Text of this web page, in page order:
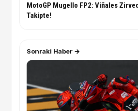
MotoGP Mugello FP2: Viñales
Takipte!
Sonraki Haber →